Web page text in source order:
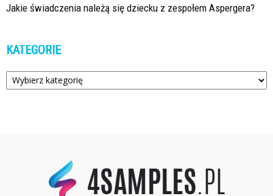
Jakie świadczenia należą się dziecku z zespołem Aspergera?
KATEGORIE
Kategorie